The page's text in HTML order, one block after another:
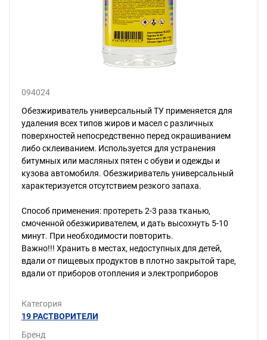
094024
Обезжириватель универсальный ТУ применяется для
удаления всех типов жиров и масел с различных
поверхностей непосредственно перед окрашиванием
либо склеиванием. Используется для устранения
битумных или масляных пятен с обуви и одежды и
кузова автомобиля. Обезжириватель универсальный
характеризуется отсутствием резкого запаха.
Способ применения: протереть 2-3 раза тканью,
смоченной обезжиривателем, и дать высохнуть 5-10
минут. При необходимости повторить.
Важно!!! Хранить в местах, недоступных для детей,
вдали от пищевых продуктов в плотно закрытой таре,
вдали от приборов отопления и электроприборов
Категория
19 РАСТВОРИТЕЛИ
Бренд